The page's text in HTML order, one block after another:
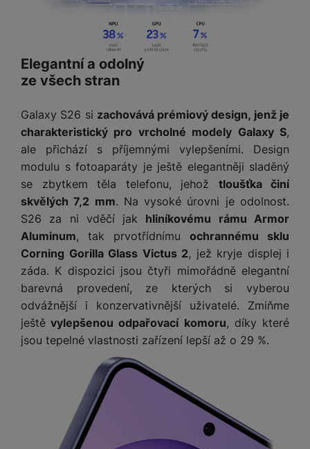
Elegantní a odolný
ze všech stran
Galaxy S26 si zachovává prémiový design, jenž je
charakteristický pro vrcholné modely Galaxy S,
ale přichází s příjemnými vylepšeními. Design
modulu s fotoaparáty je ještě elegantněji sladěný
se zbytkem těla telefonu, jehož tloušťka činí
skvělých 7,2 mm. Na vysoké úrovni je odolnost.
S26 za ni vděčí jak hliníkovému rámu Armor
Aluminum, tak prvotřídnímu ochrannému sklu
Corning Gorilla Glass Victus 2, jež kryje displej i
záda. K dispozici jsou čtyři mimořádně elegantní
barevná provedení, ze kterých si vyberou
odvážnější i konzervativnější uživatelé. Zmiňme
ještě vylepšenou odpařovací komoru, díky které
jsou tepelné vlastnosti zařízení lepší až o 29 %.